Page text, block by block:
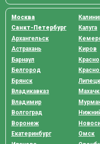
Москва
Санкт-Петербург
Архангельск
Астрахань
Барнаул
Белгород
Брянск
Владикавказ
Владимир
Волгоград
Воронеж
Екатеринбург
Калуга
Киров
Липецк
Омск